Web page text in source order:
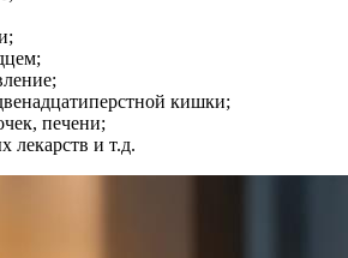
кишки;
печени;
лекарств и т.д.